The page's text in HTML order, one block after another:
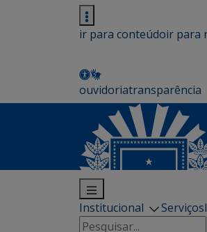
ir para conteúdoir para
ouvidoriatransparência
Institucional Serviços
Pesquisar